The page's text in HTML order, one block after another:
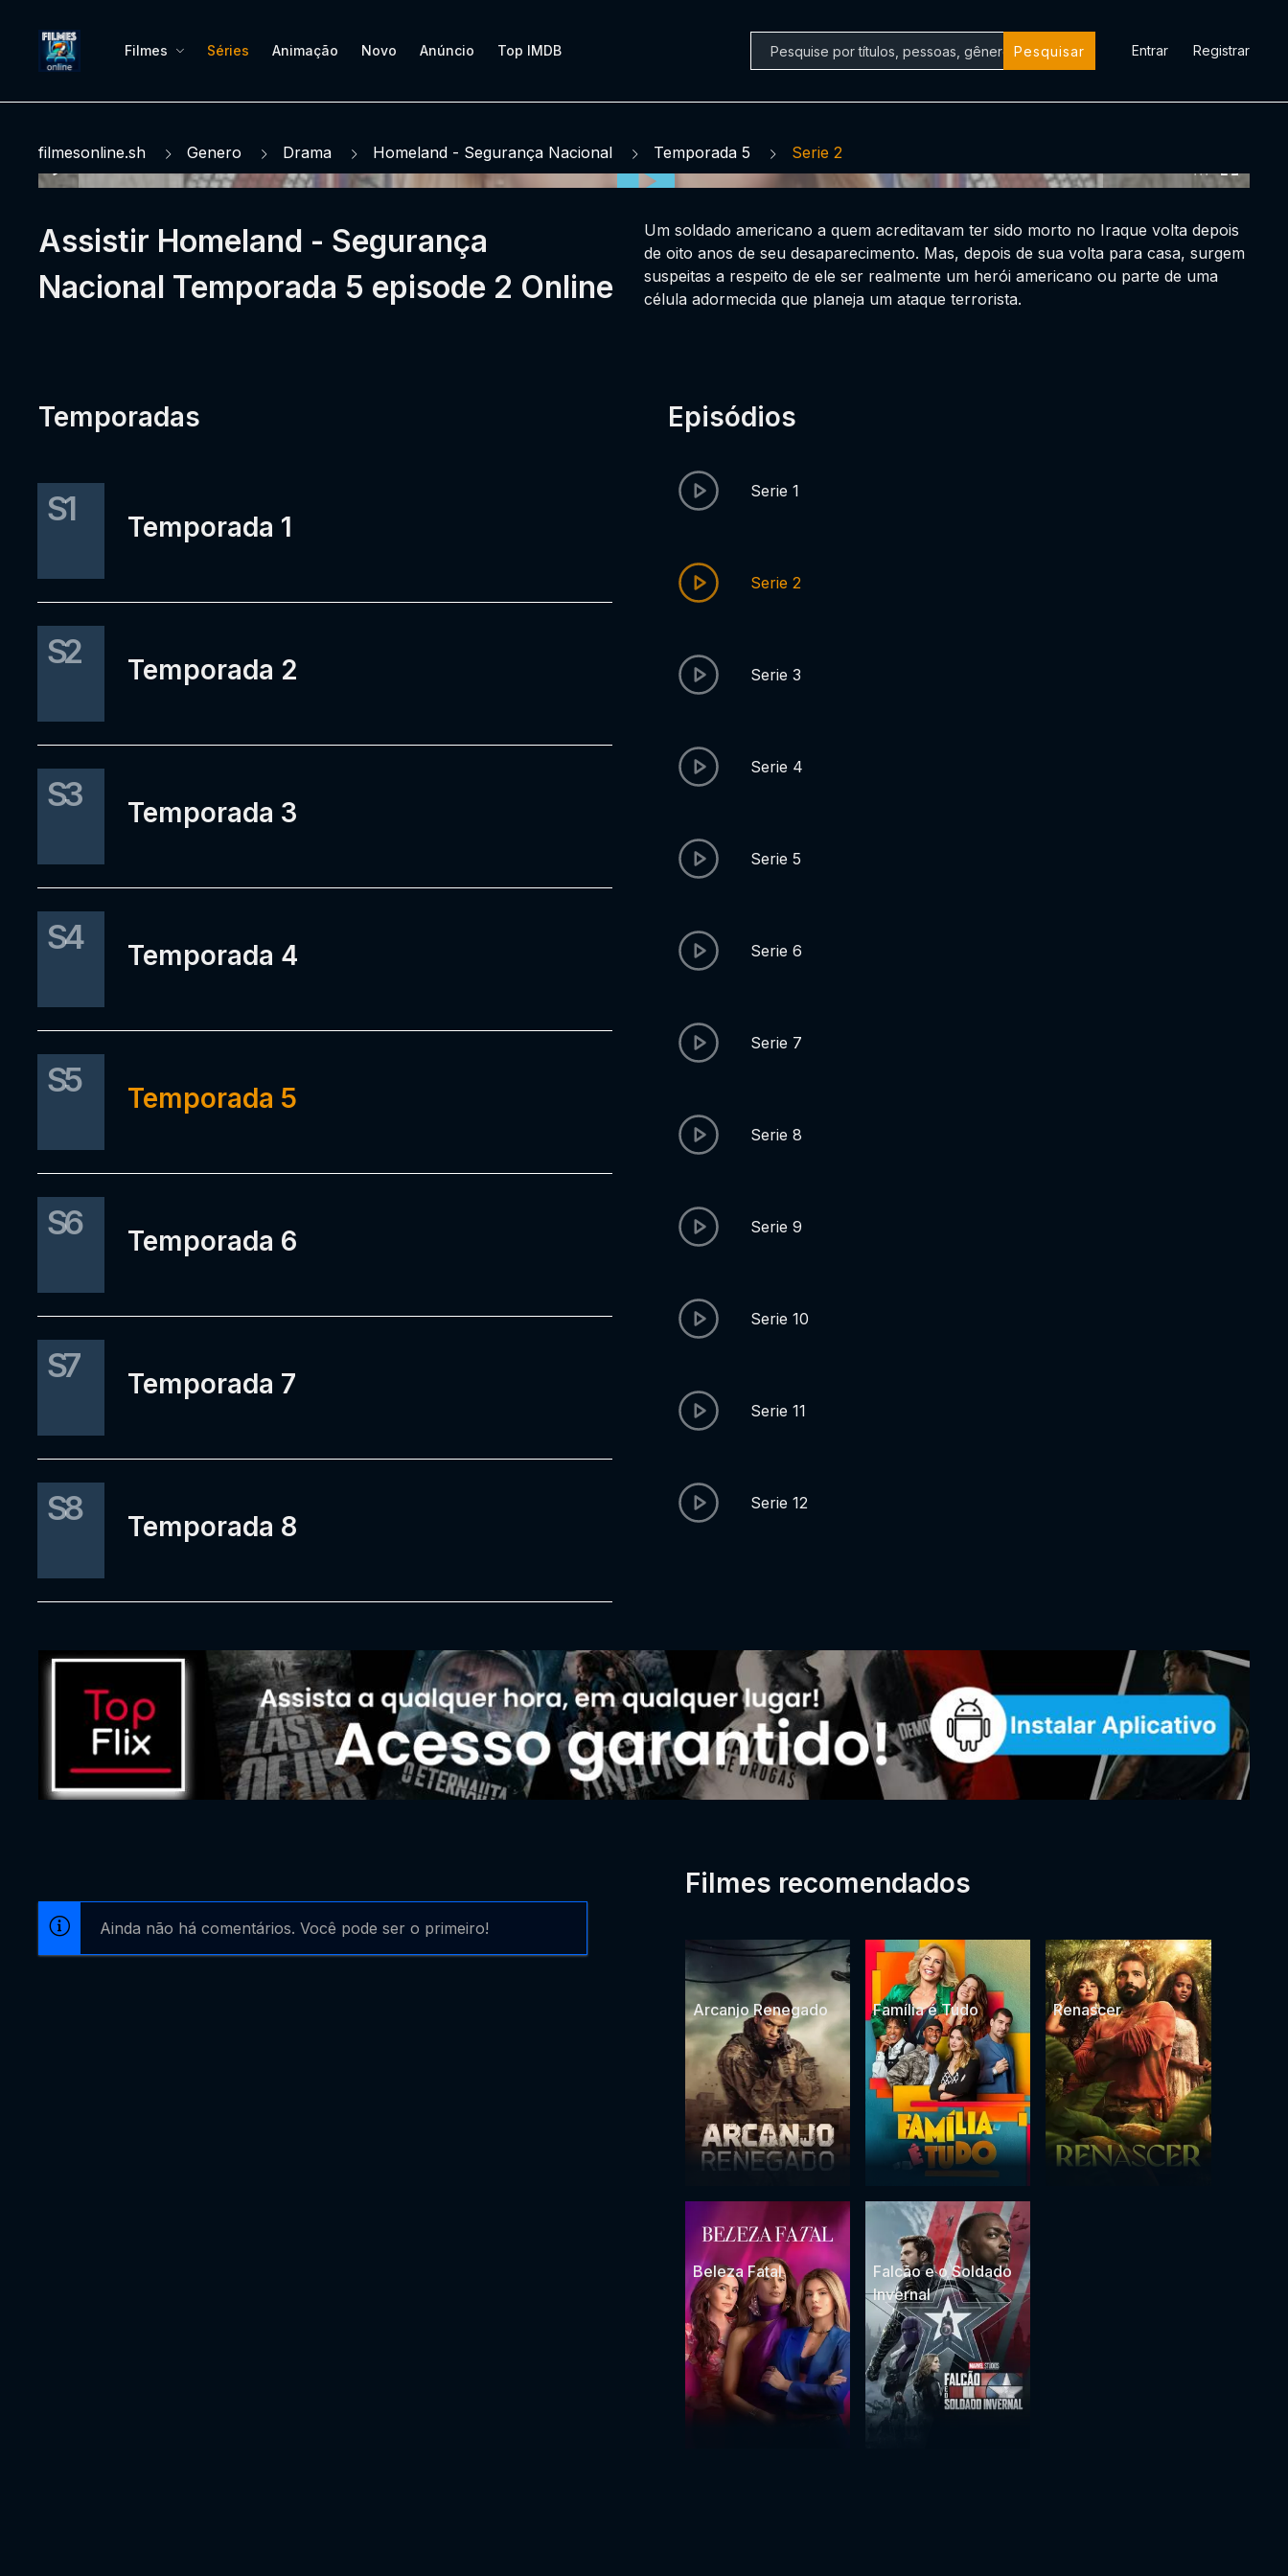
Filmes Séries Animação Novo Anúncio Top IMDB Pesquisar Entrar Registrar
filmesonline.sh Genero Drama Homeland - Segurança Nacional Temporada 5 Serie 2
Assistir Homeland - Segurança
Nacional Temporada 5 episode 2 Online
Um soldado americano a quem acreditavam ter sido morto no Iraque volta depois
de oito anos de seu desaparecimento. Mas, depois de sua volta para casa, surgem
suspeitas a respeito de ele ser realmente um herói americano ou parte de uma
célula adormecida que planeja um ataque terrorista.
Temporadas
S1 Temporada 1
S2 Temporada 2
S3 Temporada 3
S4 Temporada 4
S5 Temporada 5
S6 Temporada 6
S7 Temporada 7
S8 Temporada 8
Episódios
Serie 1
Serie 2
Serie 3
Serie 4
Serie 5
Serie 6
Serie 7
Serie 8
Serie 9
Serie 10
Serie 11
Serie 12
Ainda não há comentários. Você pode ser o primeiro!
Filmes recomendados
Arcanjo Renegado Família é Tudo Renascer
Beleza Fatal
Falcão e o Soldado
Invernal